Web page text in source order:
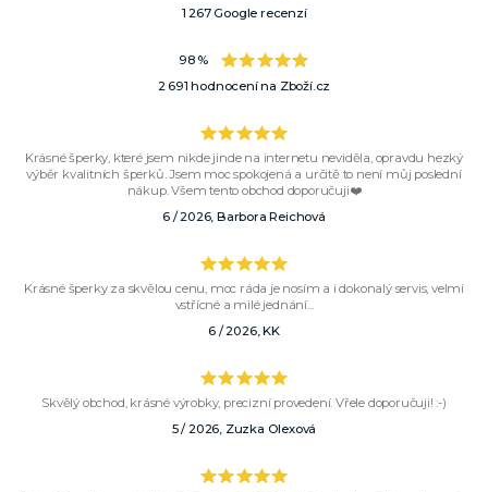
1 267 Google recenzí
98 %
2 691 hodnocení na Zboží.cz
Krásné šperky, které jsem nikde jinde na internetu neviděla, opravdu hezký
výběr kvalitních šperků. Jsem moc spokojená a určitě to není můj poslední
nákup. Všem tento obchod doporučuji❤️
6 / 2026, Barbora Reichová
Krásné šperky za skvělou cenu, moc ráda je nosím a i dokonalý servis, velmi
vstřícné a milé jednání...
6 / 2026, KK
Skvělý obchod, krásné výrobky, precizní provedení. Vřele doporučuji! :-)
5 / 2026, Zuzka Olexová